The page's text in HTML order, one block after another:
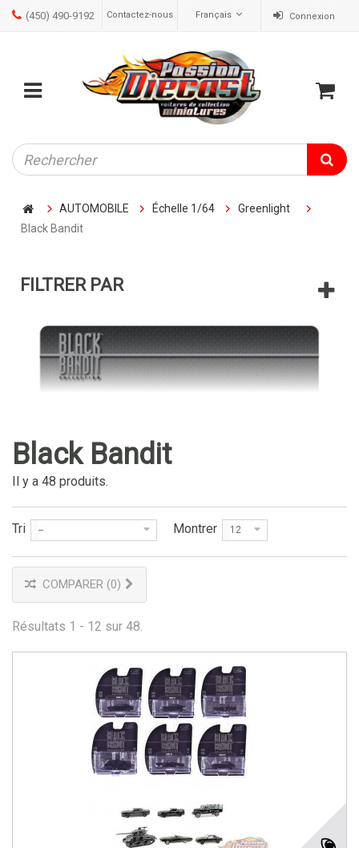
Connexion
Français
Contactez-nous
(450) 490-9192
Mobile
menu
Cart
AUTOMOBILE Échelle 1/64
Greenlight
Black Bandit
FILTRER PAR
Black Bandit
Il y a 48 produits.
Tri -- Montrer 12
COMPARER (0)
Résultats 1 - 12 sur 48.